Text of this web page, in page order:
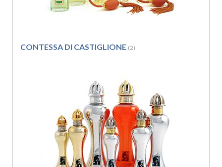
CONTESSA DI CASTIGLIONE (2)